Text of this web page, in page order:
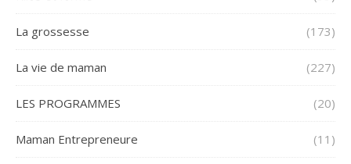
La grossesse (173)
La vie de maman (227)
LES PROGRAMMES (20)
Maman Entrepreneure (11)